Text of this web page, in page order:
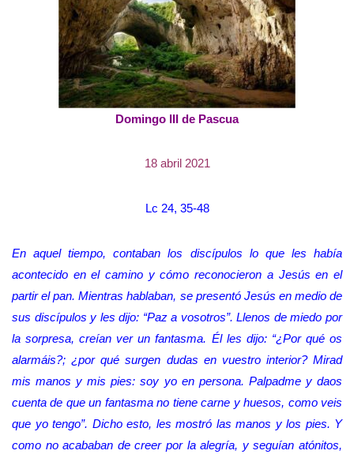
Domingo III de Pascua
18 abril 2021
Lc 24, 35-48
En aquel tiempo, contaban los discípulos lo que les había
acontecido en el camino y cómo reconocieron a Jesús en el
partir el pan. Mientras hablaban, se presentó Jesús en medio de
sus discípulos y les dijo: “Paz a vosotros”. Llenos de miedo por
la sorpresa, creían ver un fantasma. Él les dijo: “¿Por qué os
alarmáis?; ¿por qué surgen dudas en vuestro interior? Mirad
mis manos y mis pies: soy yo en persona. Palpadme y daos
cuenta de que un fantasma no tiene carne y huesos, como veis
que yo tengo”. Dicho esto, les mostró las manos y los pies. Y
como no acababan de creer por la alegría, y seguían atónitos,